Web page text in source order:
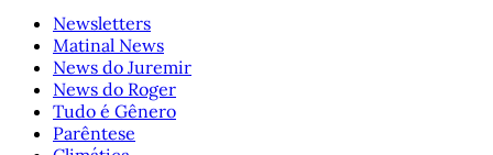
Newsletters
Matinal News
News do Juremir
News do Roger
Tudo é Gênero
Parêntese